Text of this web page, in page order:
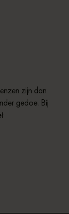
zijn dan
gedoe. Bij